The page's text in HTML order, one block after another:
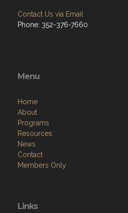
Contact Us via Email
Phone: 352-376-7660
Menu
Home
About
Programs
Resources
News
Contact
Members Only
Links